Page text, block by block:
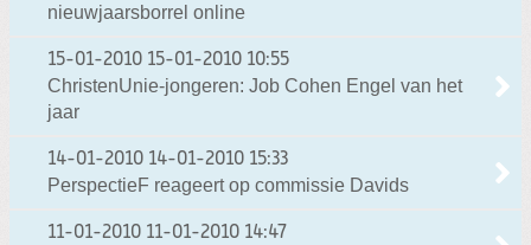
nieuwjaarsborrel online
15-01-2010 15-01-2010 10:55
ChristenUnie-jongeren: Job Cohen Engel van het
jaar
14-01-2010 14-01-2010 15:33
PerspectieF reageert op commissie Davids
11-01-2010 11-01-2010 14:47